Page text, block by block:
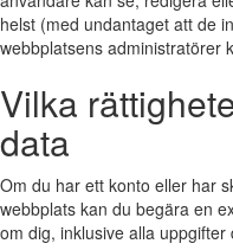
helst (med undantaget att de
webbplatsens administratörer
Vilka
data
Om du har ett konto eller har
webbplats kan du begära en
om dig, inklusive alla